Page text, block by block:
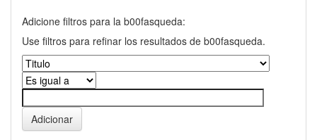
Adicione filtros para la b00fasqueda:
Use filtros para refinar los resultados de b00fasqueda.